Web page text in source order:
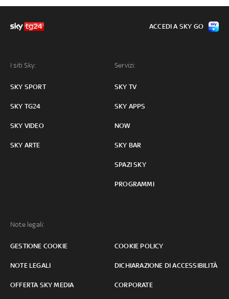
I siti Sky:
SKY SPORT
SKY TG24
SKY VIDEO
SKY ARTE
Servizi:
SKY TV
SKY APPS
NOW
SKY BAR
SPAZI SKY
PROGRAMMI
Note legali:
GESTIONE COOKIE COOKIE POLICY
NOTE LEGALI DICHIARAZIONE DI ACCESSIBILITÀ
OFFERTA SKY MEDIA CORPORATE
ACCEDI A SKY GO